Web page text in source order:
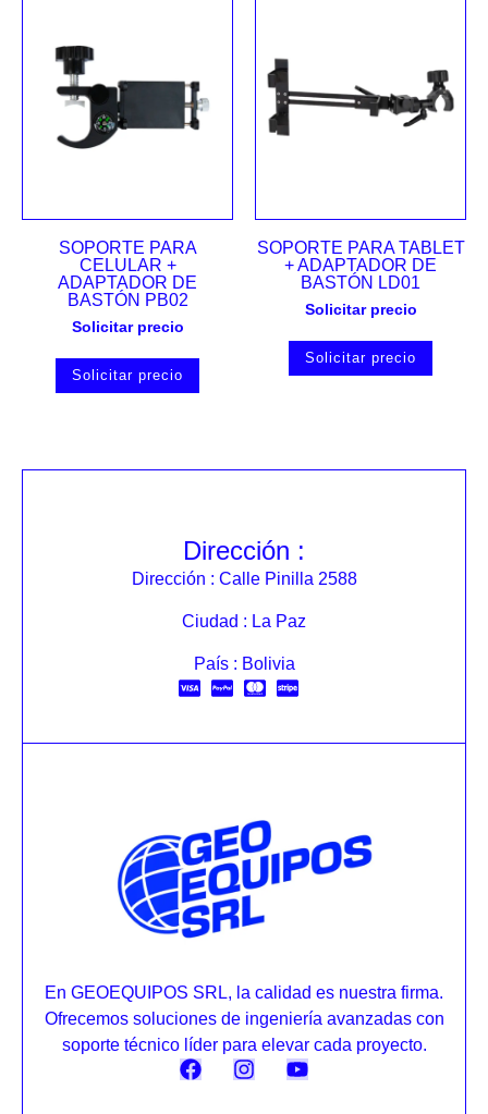
SOPORTE PARA
CELULAR +
ADAPTADOR DE
BASTÓN PB02
Solicitar precio
Solicitar precio
SOPORTE PARA TABLET
+ ADAPTADOR DE
BASTÓN LD01
Solicitar precio
Solicitar precio
Dirección :
Dirección : Calle Pinilla 2588
Ciudad : La Paz
País : Bolivia
En GEOEQUIPOS SRL, la calidad es nuestra firma.
Ofrecemos soluciones de ingeniería avanzadas con
soporte técnico líder para elevar cada proyecto.